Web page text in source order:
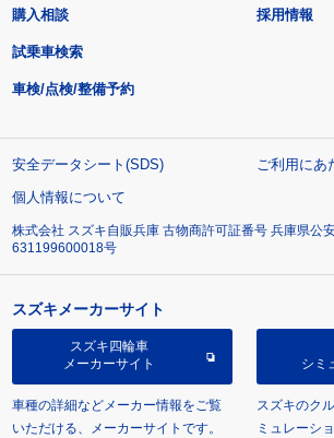
購入相談
試乗車検索
車検/点検/整備予約
採用情報
安全データシート(SDS)
ご利用にあ
個人情報について
株式会社 スズキ自販兵庫 古物商許可証番号 兵庫県公
631199600018号
スズキメーカーサイト
スズキ四輪車
メーカーサイト
車種の詳細などメーカー情報をご覧
いただける、メーカーサイトです。
シミ
スズキのク
ミュレーシ